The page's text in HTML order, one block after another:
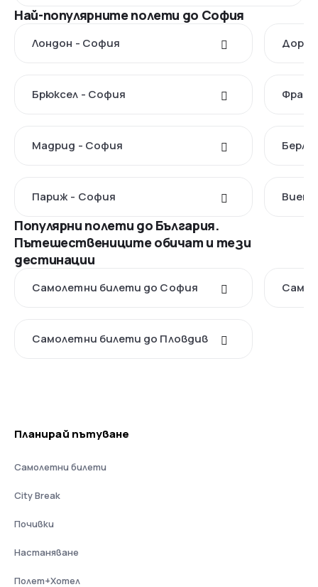
Най-популярните полети до София
Лондон - София
Брюксел - София
Мадрид - София
Париж - София
Популярни полети до България.
Пътешествениците обичат и тези
дестинации
Самолетни билети до София
Самолетни билети до Пловдив
Планирай пътуване
Самолетни билети
City Break
Почивки
Настаняване
Полет+Хотел